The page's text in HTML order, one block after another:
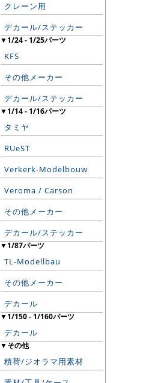
クレーン用
デカール/ステッカー
▼1/24 - 1/25パーツ
KFS
その他メーカー
デカール/ステッカー
▼1/14 - 1/16パーツ
タミヤ
RUeST
Verkerk-Modelbouw
Veroma / Carson
その他メーカー
デカール/ステッカー
▼1/87パーツ
TL-Modellbau
その他メーカー
デカール
▼1/150 - 1/160パーツ
デカール
▼その他
積荷/ジオラマ用素材